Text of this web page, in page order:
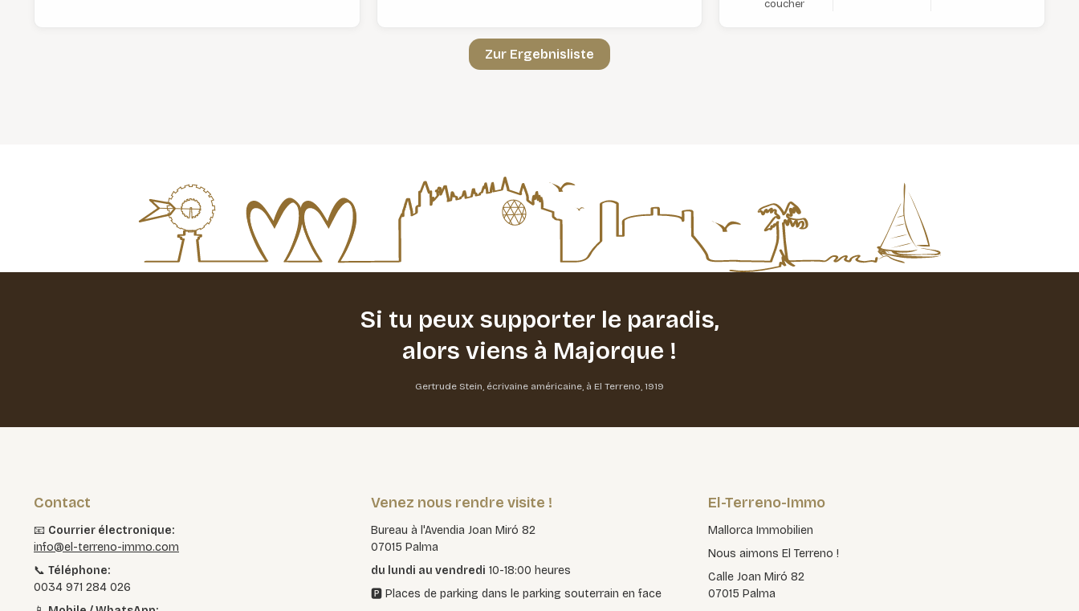
coucher
Zur Ergebnisliste
Si tu peux supporter le paradis,
alors viens à Majorque !
Gertrude Stein, écrivaine américaine, à El Terreno, 1919
Contact
📧 Courrier électronique:
info@el-terreno-immo.com
📞 Téléphone:
0034 971 284 026
Venez nous rendre visite !
Bureau à l'Avendia Joan Miró 82
07015 Palma
du lundi au vendredi 10-18:00 heures
🅿️ Places de parking dans le parking souterrain en face
El-Terreno-Immo
Mallorca Immobilien
Nous aimons El Terreno !
Calle Joan Miró 82
07015 Palma